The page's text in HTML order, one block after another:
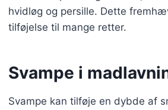
hvidløg og persille. Dette
tilføjelse til mange retter.
Svampe i
Svampe kan tilføje en dybde af